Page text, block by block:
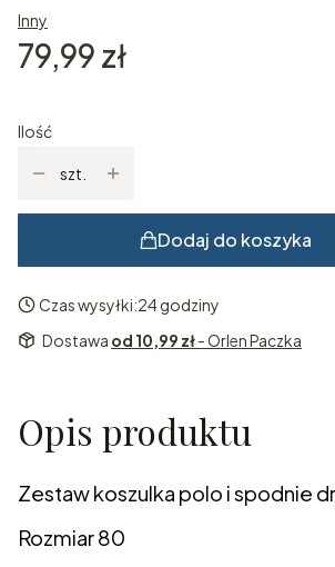
Inny
Cena
79,99 zł
Ilość
szt.
Dodaj do koszyka
Czas wysyłki:24 godziny
Dostawa od 10,99 zł- Orlen Paczka
Opis produktu
Zestaw koszulka polo i spodnie
Rozmiar 80